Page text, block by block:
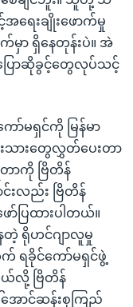
ရေးချိုးဖောက်မှု
ာ ရှိနေတုန်းပဲ။ အဲ
ောဆိုခွင့်တွေလုပ်သင့်
ော်မရှင်ကို မြန်မာ
သားတွေလွှတ်ပေးတာ
ာကို ဗြိတိန်
င်းလည်း ဗြိတိန်
ာ်ပြထားပါတယ်။
တဲ့ ရိုဟင်ဂျာလူမှု
ရခိုင်ကော်မရှင်ဖွဲ့
ယ်လို့ ဗြိတိန်
ါ်အောင်ဆန်းစုကြည်